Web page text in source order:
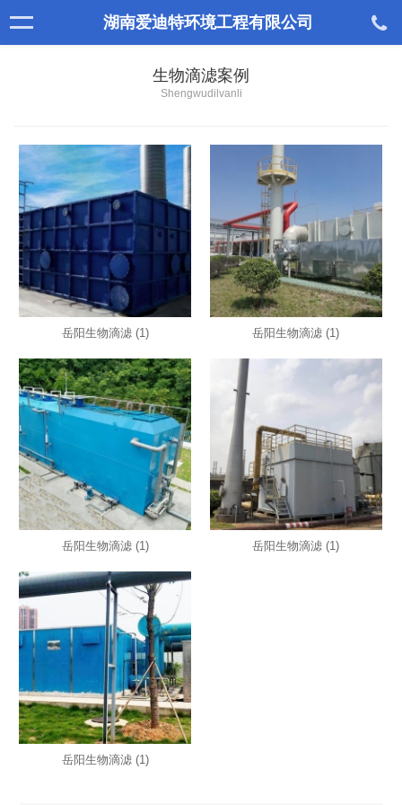
湖南爱迪特环境工程有限公司
生物滴滤案例
Shengwudilvanli
岳阳生物滴滤 (1) 岳阳生物滴滤 (1)
岳阳生物滴滤 (1) 岳阳生物滴滤 (1)
岳阳生物滴滤 (1)